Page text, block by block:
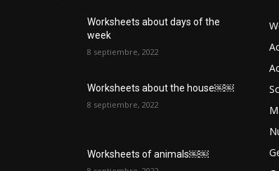
Worksheets about days of the
week
8 septiembre, 2022
Worksheets about the house￼￼
8 septiembre, 2022
Worksheets of animals￼￼